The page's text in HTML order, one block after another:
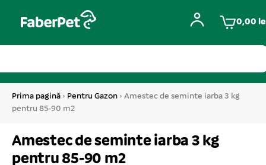
0,00
Prima pagină › Pentru Gazon › Amestec de seminte iarba 3 kg
pentru 85-90 m2
Amestec de seminte iarba 3 kg
pentru 85-90 m2